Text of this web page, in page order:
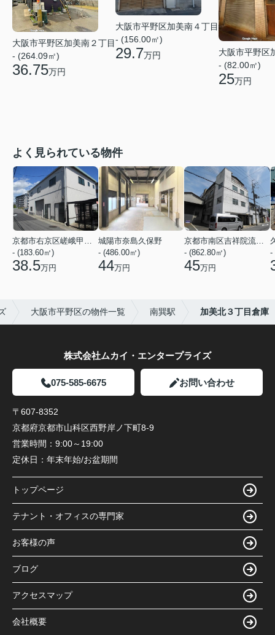
大阪市平野区加美南２丁目
- (264.09㎡)
36.75万円
大阪市平野区加美南４丁目
- (156.00㎡)
29.7万円
大阪市平野区
- (82.00㎡)
25万円
よく見られている物件
- (183.60㎡)
38.5万円
城陽市奈島久保野
- (486.00㎡)
44万円
- (862.80㎡)
45万円
-
大阪市平野区の物件一覧 南巽駅 加美北３丁目倉庫
株式会社ムカイ・エンタープライズ
075-585-6675 お問い合わせ
〒607-8352
京都府京都市山科区西野岸ノ下町8-9
営業時間： 9:00～19:00
定休日： 年末年始/お盆期間
トップページ
テナント・オフィスの専門家
お客様の声
ブログ
アクセスマップ
会社概要